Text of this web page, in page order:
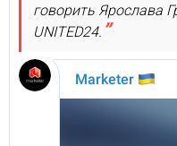
говорить Ярослава
UNITED24.